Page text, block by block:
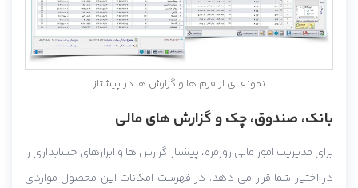
نمونه ای از فرم ها و گزارش ها در پیشتاز
بانک، صندوق، چک و گزارش های مالی
برای مدیریت امور مالی روزمره، پیشتاز گزارش ها و ابزارهای حسابداری را
در اختیار شما قرار می دهد. در فهرست امکانات این محصول مواردی